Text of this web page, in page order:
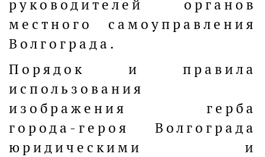
руководителей органов
местного самоуправления
Волгограда.
Порядок и правила
использования
изображения герба
города-героя Волгограда
юридическими и